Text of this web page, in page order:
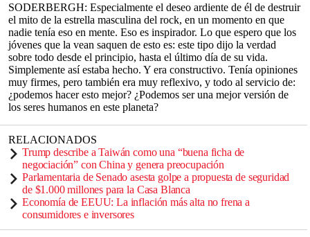
SODERBERGH: Especialmente el deseo ardiente de él de destruir
el mito de la estrella masculina del rock, en un momento en que
nadie tenía eso en mente. Eso es inspirador. Lo que espero que los
jóvenes que la vean saquen de esto es: este tipo dijo la verdad
sobre todo desde el principio, hasta el último día de su vida.
Simplemente así estaba hecho. Y era constructivo. Tenía opiniones
muy firmes, pero también era muy reflexivo, y todo al servicio de:
¿podemos hacer esto mejor? ¿Podemos ser una mejor versión de
los seres humanos en este planeta?
RELACIONADOS
Trump describe a Taiwán como una “buena ficha de
negociación” con China y genera preocupación
Parlamentaria de Senado asesta golpe a propuesta de seguridad
de $1.000 millones para la Casa Blanca
Economía de EEUU: La inflación más alta no frena a
consumidores e inversores